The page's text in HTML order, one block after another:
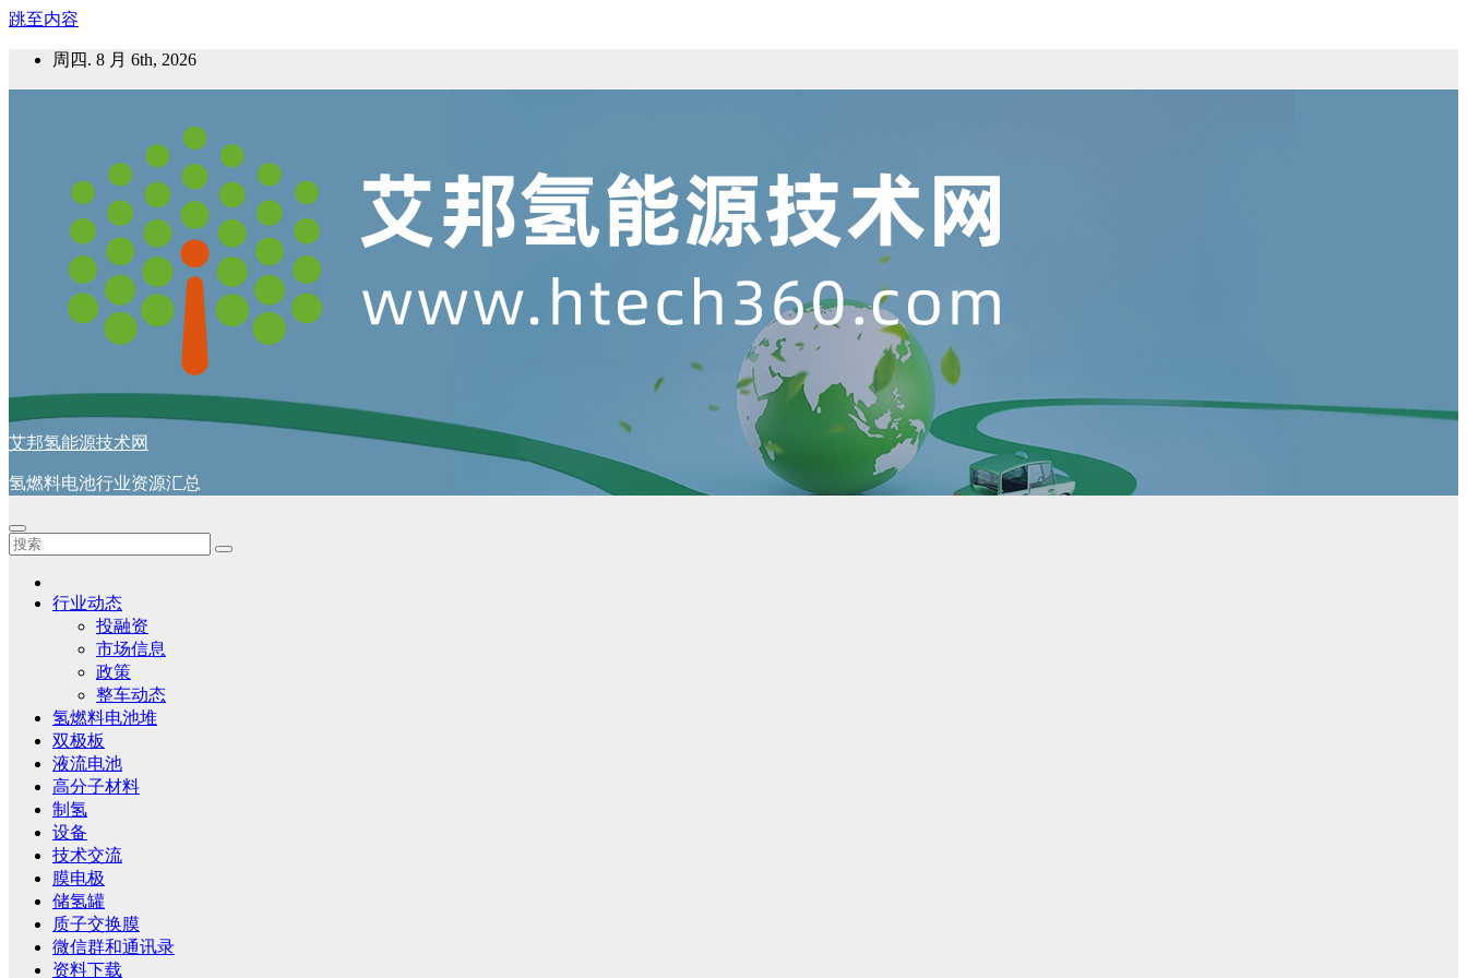
跳至内容
周四. 8 月 6th, 2026
艾邦氢能源技术网
氢燃料电池行业资源汇总
行业动态
投融资
市场信息
政策
整车动态
氢燃料电池堆
双极板
液流电池
高分子材料
制氢
设备
技术交流
膜电极
储氢罐
质子交换膜
微信群和通讯录
资料下载